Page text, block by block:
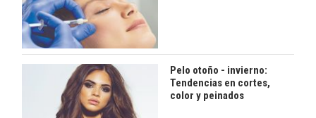
Pelo otoño - invierno:
Tendencias en cortes,
color y peinados